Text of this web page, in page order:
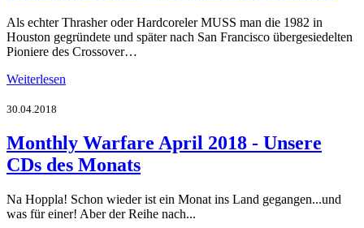
Als echter Thrasher oder Hardcoreler MUSS man die 1982 in
Houston gegründete und später nach San Francisco übergesiedelten
Pioniere des Crossover…
Weiterlesen
30.04.2018
Monthly Warfare April 2018 - Unsere
CDs des Monats
Na Hoppla! Schon wieder ist ein Monat ins Land gegangen...und
was für einer! Aber der Reihe nach...